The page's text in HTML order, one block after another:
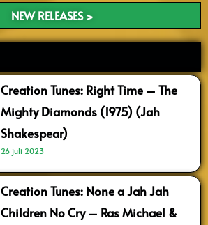
NEW RELEASES >
Creation Tunes: Right Time – The
Mighty Diamonds (1975) (Jah
Shakespear)
26 juli 2023
Creation Tunes: None a Jah Jah
Children No Cry – Ras Michael &